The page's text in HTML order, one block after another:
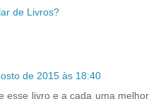
de Livros?
de 2015 às 18:40
esse livro e a cada uma melhor